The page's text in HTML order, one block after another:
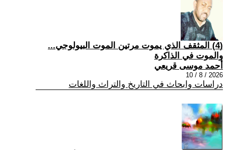
(4) المثقف الذي يموت مرتين الموت البيولوجي...
والموت في الذاكرة
أحمد موسى قريعي
2026 / 8 / 10
دراسات وابحاث في التاريخ والتراث واللغات